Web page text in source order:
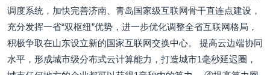
调度系统，加快完善济南、青岛国家级互联网骨干直连点建设，
充分发挥一省“双枢纽”优势，进一步优化调整全省互联网格局，
积极争取在山东设立新的国家互联网交换中心。 提高云边端协同
水平，形成城市级分布式云计算能力，打造城市1毫秒延迟圈，